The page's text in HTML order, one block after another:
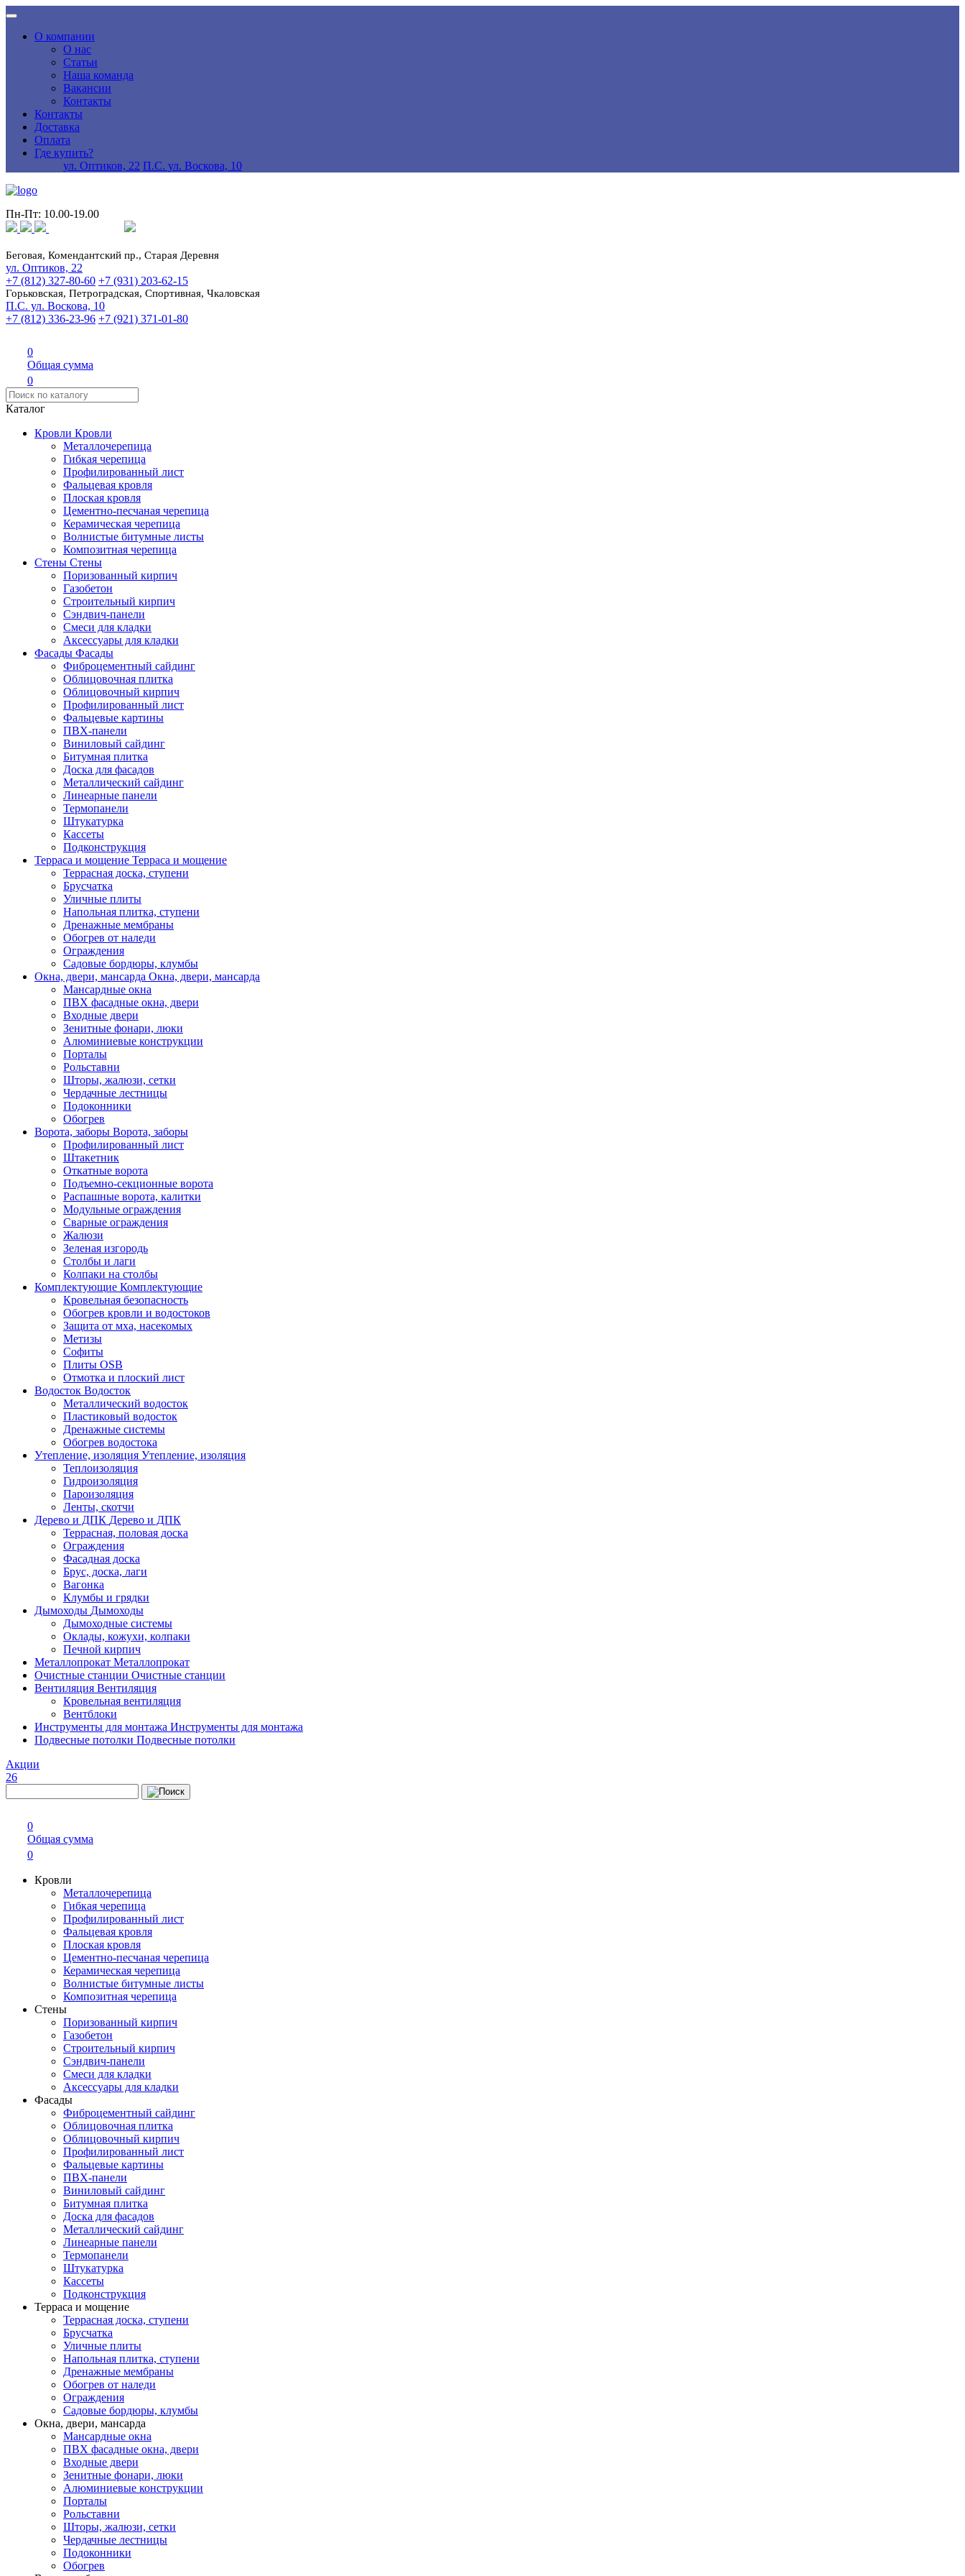
О компании
О нас
Статьи
Наша команда
Вакансии
Контакты
Контакты
Доставка
Оплата
Где купить?
ул. Оптиков, 22 П.С. ул. Воскова, 10
Пн-Пт: 10.00-19.00
Беговая, Комендантский пр., Старая Деревня
ул. Оптиков, 22
+7 (812) 327-80-60 +7 (931) 203-62-15
Горьковская, Петроградская, Спортивная, Чкаловская
П.С. ул. Воскова, 10
+7 (812) 336-23-96 +7 (921) 371-01-80
0
Общая сумма
0
Каталог
Кровли Кровли
Металлочерепица
Гибкая черепица
Профилированный лист
Фальцевая кровля
Плоская кровля
Цементно-песчаная черепица
Керамическая черепица
Волнистые битумные листы
Композитная черепица
Стены Стены
Поризованный кирпич
Газобетон
Строительный кирпич
Сэндвич-панели
Смеси для кладки
Аксессуары для кладки
Фасады Фасады
Фиброцементный сайдинг
Облицовочная плитка
Облицовочный кирпич
Профилированный лист
Фальцевые картины
ПВХ-панели
Виниловый сайдинг
Битумная плитка
Доска для фасадов
Металлический сайдинг
Линеарные панели
Термопанели
Штукатурка
Кассеты
Подконструкция
Терраса и мощение Терраса и мощение
Террасная доска, ступени
Брусчатка
Уличные плиты
Напольная плитка, ступени
Дренажные мембраны
Обогрев от наледи
Ограждения
Садовые бордюры, клумбы
Окна, двери, мансарда Окна, двери, мансарда
Мансардные окна
ПВХ фасадные окна, двери
Входные двери
Зенитные фонари, люки
Алюминиевые конструкции
Порталы
Рольставни
Шторы, жалюзи, сетки
Чердачные лестницы
Подоконники
Обогрев
Ворота, заборы Ворота, заборы
Профилированный лист
Штакетник
Откатные ворота
Подъемно-секционные ворота
Распашные ворота, калитки
Модульные ограждения
Сварные ограждения
Жалюзи
Зеленая изгородь
Столбы и лаги
Колпаки на столбы
Комплектующие Комплектующие
Кровельная безопасность
Обогрев кровли и водостоков
Защита от мха, насекомых
Метизы
Софиты
Плиты OSB
Отмотка и плоский лист
Водосток Водосток
Металлический водосток
Пластиковый водосток
Дренажные системы
Обогрев водостока
Утепление, изоляция Утепление, изоляция
Теплоизоляция
Гидроизоляция
Пароизоляция
Ленты, скотчи
Дерево и ДПК Дерево и ДПК
Террасная, половая доска
Ограждения
Фасадная доска
Брус, доска, лаги
Вагонка
Клумбы и грядки
Дымоходы Дымоходы
Дымоходные системы
Оклады, кожухи, колпаки
Печной кирпич
Металлопрокат Металлопрокат
Очистные станции Очистные станции
Вентиляция Вентиляция
Кровельная вентиляция
Вентблоки
Инструменты для монтажа Инструменты для монтажа
Подвесные потолки Подвесные потолки
Акции
26
0
Общая сумма
0
Кровли
Металлочерепица
Гибкая черепица
Профилированный лист
Фальцевая кровля
Плоская кровля
Цементно-песчаная черепица
Керамическая черепица
Волнистые битумные листы
Композитная черепица
Стены
Поризованный кирпич
Газобетон
Строительный кирпич
Сэндвич-панели
Смеси для кладки
Аксессуары для кладки
Фасады
Фиброцементный сайдинг
Облицовочная плитка
Облицовочный кирпич
Профилированный лист
Фальцевые картины
ПВХ-панели
Виниловый сайдинг
Битумная плитка
Доска для фасадов
Металлический сайдинг
Линеарные панели
Термопанели
Штукатурка
Кассеты
Подконструкция
Терраса и мощение
Террасная доска, ступени
Брусчатка
Уличные плиты
Напольная плитка, ступени
Дренажные мембраны
Обогрев от наледи
Ограждения
Садовые бордюры, клумбы
Окна, двери, мансарда
Мансардные окна
ПВХ фасадные окна, двери
Входные двери
Зенитные фонари, люки
Алюминиевые конструкции
Порталы
Рольставни
Шторы, жалюзи, сетки
Чердачные лестницы
Подоконники
Обогрев